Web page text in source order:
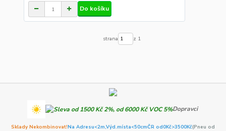
Do košíku
strana z 1
Dopravci
Sklady Nekombinovat!Na Adresu<2m,Výd.místa<50cmČR od0Kč>3500Kč(Pneu od